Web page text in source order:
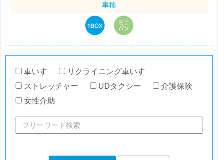
車種
車いす
リクライニング車いす
ストレッチャー
UDタクシー
介護保険
女性介助